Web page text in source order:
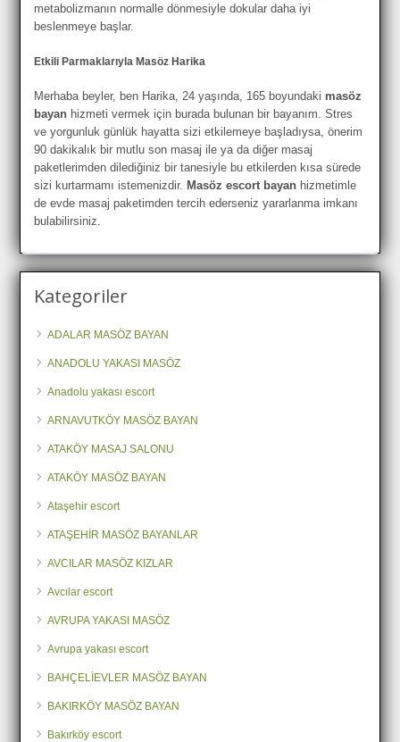
metabolizmanın normalle dönmesiyle dokular daha iyi
beslenmeye başlar.
Etkili Parmaklarıyla Masöz Harika
Merhaba beyler, ben Harika, 24 yaşında, 165 boyundaki masöz
bayan hizmeti vermek için burada bulunan bir bayanım. Stres
ve yorgunluk günlük hayatta sizi etkilemeye başladıysa, önerim
90 dakikalık bir mutlu son masaj ile ya da diğer masaj
paketlerimden dilediğiniz bir tanesiyle bu etkilerden kısa sürede
sizi kurtarmamı istemenizdir. Masöz escort bayan hizmetimle
de evde masaj paketimden tercih ederseniz yararlanma imkanı
bulabilirsiniz.
Kategoriler
ADALAR MASÖZ BAYAN
ANADOLU YAKASI MASÖZ
Anadolu yakası escort
ARNAVUTKÖY MASÖZ BAYAN
ATAKÖY MASAJ SALONU
ATAKÖY MASÖZ BAYAN
Ataşehir escort
ATAŞEHİR MASÖZ BAYANLAR
AVCILAR MASÖZ KIZLAR
Avcılar escort
AVRUPA YAKASI MASÖZ
Avrupa yakası escort
BAHÇELİEVLER MASÖZ BAYAN
BAKIRKÖY MASÖZ BAYAN
Bakırköy escort